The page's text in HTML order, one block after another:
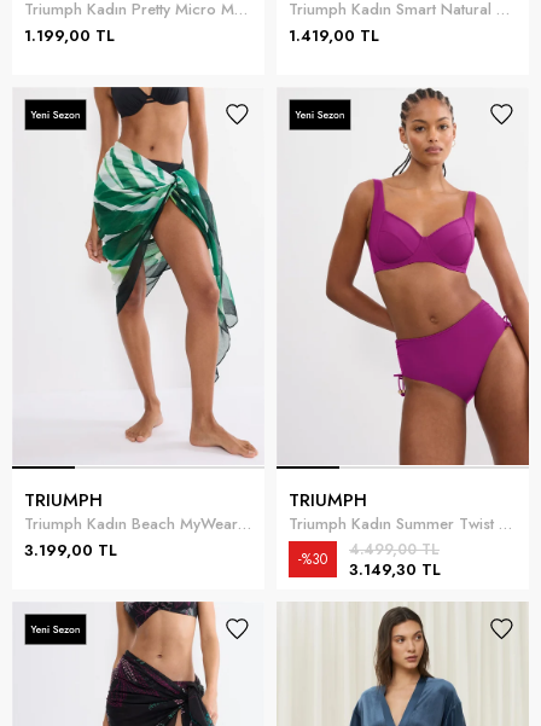
Triumph Kadın Pretty Micro Maxi Külot
1.199,00 TL
Triumph Kadın Smart Natural Maxi EX Külot Yeşil
1.419,00 TL
TRIUMPH
Triumph Kadın Beach MyWear Pareo Pareo Yeşil
3.199,00 TL
TRIUMPH
Triumph Kadın Summer Twist W 01 Bikini Üstü Fuşya
3.149,30 TL
4.499,00 TL
%30